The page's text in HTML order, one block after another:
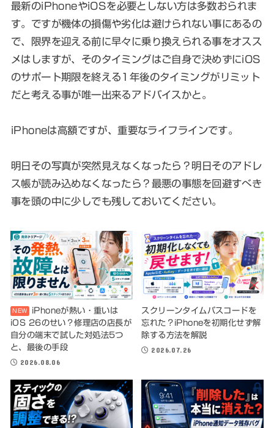
最新のiPhoneやiOSを必要としない方は多数おられま
す。ですが機体の損傷や劣化は避けられない事にあるの
で、限界を迎える前に早々に乗り換えられる事をオスス
メはしますが、そのタイミングはご自身で決めずにiOS
のサポート期限を終える1年後のタイミングがリミット
だと考える事が唯一出来るアドバイスかと。
iPhoneは高額ですが、重要なライフラインです。
明日その写真が突然見えなくなったら？明日そのアドレ
ス帳が読み込めなくなったら？最悪の事態を回避すべき
事を頭の中に少しでも残しておいてください。
iPhoneが熱い・重いは
iOS 26のせい？修理店の店長が
自分の端末で試した対処法5つ
と、最後の手段
2026.08.06
スクリーンタイムパスコードを
忘れた？iPhoneを初期化せず解
除する方法を解説
2026.07.26